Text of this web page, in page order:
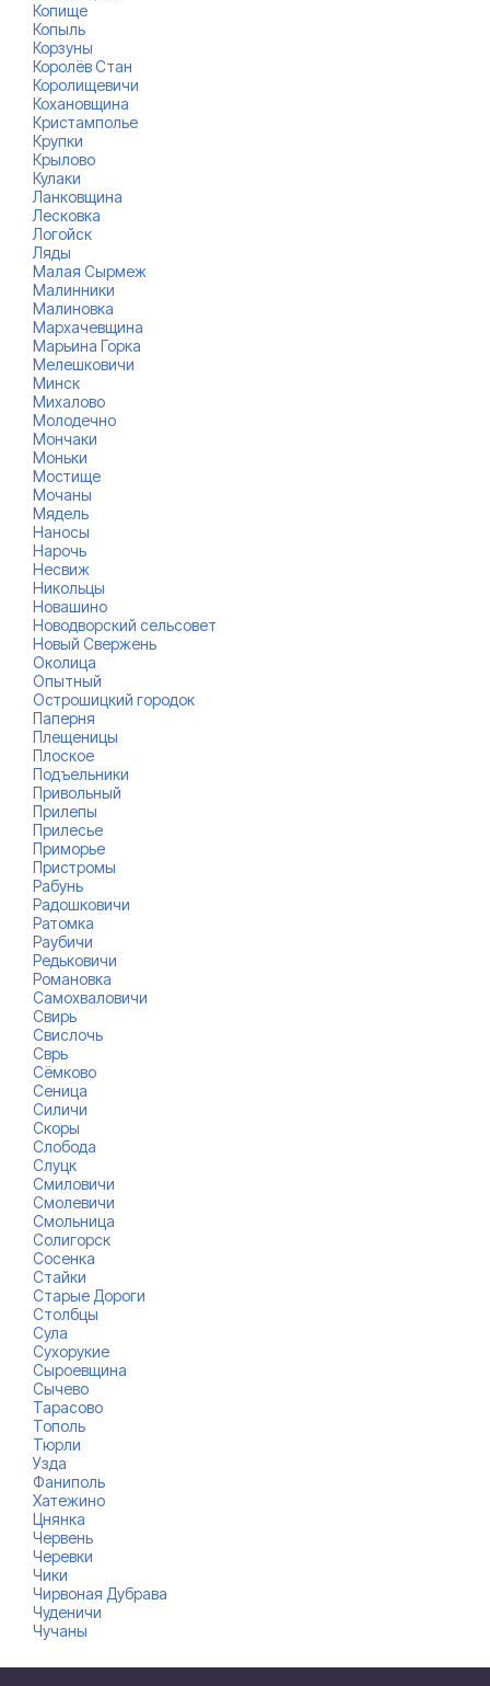
Копище
Копыль
Корзуны
Королёв Стан
Королищевичи
Кохановщина
Кристамполье
Крупки
Крылово
Кулаки
Ланковщина
Лесковка
Логойск
Ляды
Малая Сырмеж
Малинники
Малиновка
Мархачевщина
Марьина Горка
Мелешковичи
Минск
Михалово
Молодечно
Мончаки
Моньки
Мостище
Мочаны
Мядель
Наносы
Нарочь
Несвиж
Никольцы
Новашино
Новодворский сельсовет
Новый Свержень
Околица
Опытный
Острошицкий городок
Паперня
Плещеницы
Плоское
Подъельники
Привольный
Прилепы
Прилесье
Приморье
Пристромы
Рабунь
Радошковичи
Ратомка
Раубичи
Редьковичи
Романовка
Самохваловичи
Свирь
Свислочь
Сврь
Сёмково
Сеница
Силичи
Скоры
Слобода
Слуцк
Смиловичи
Смолевичи
Смольница
Солигорск
Сосенка
Стайки
Старые Дороги
Столбцы
Сула
Сухорукие
Сыроевщина
Сычево
Тарасово
Тополь
Тюрли
Узда
Фаниполь
Хатежино
Цнянка
Червень
Черевки
Чики
Чирвоная Дубрава
Чуденичи
Чучаны